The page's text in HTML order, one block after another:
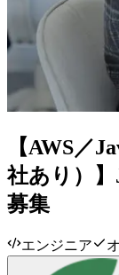
【AWS／
社あり）
募集
エンジニア